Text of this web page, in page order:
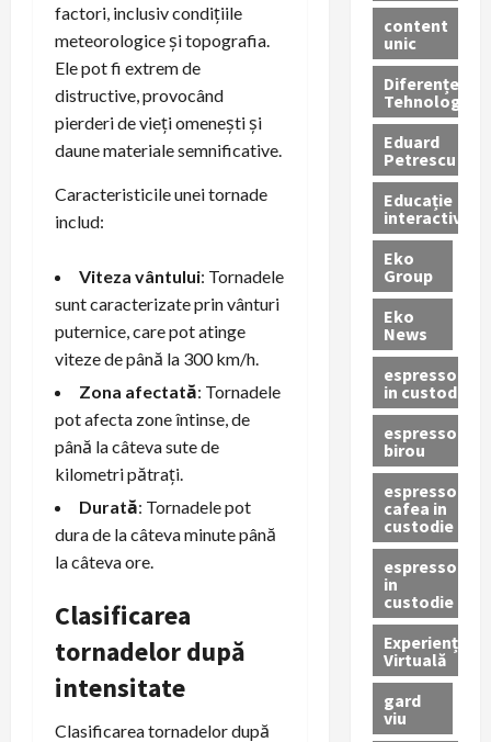
factori, inclusiv condițiile
meteorologice și topografia.
Ele pot fi extrem de
distructive, provocând
pierderi de vieți omenești și
daune materiale semnificative.
Caracteristicile unei tornade
includ:
Viteza vântului: Tornadele
sunt caracterizate prin vânturi
puternice, care pot atinge
viteze de până la 300 km/h.
Zona afectată: Tornadele
pot afecta zone întinse, de
până la câteva sute de
kilometri pătrați.
Durată: Tornadele pot
dura de la câteva minute până
la câteva ore.
Clasificarea
tornadelor după
intensitate
Clasificarea tornadelor după
content
unic
Diferențe
Tehnologice
Eduard
Petrescu
Educație
interactivă
Eko
Group
Eko
News
espressoare
in custodie
espressor
birou
espressor
cafea in
custodie
espressor
in
custodie
Experiență
Virtuală
gard
viu